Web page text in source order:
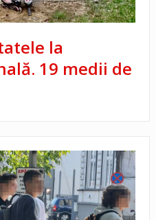
la
19 medii de